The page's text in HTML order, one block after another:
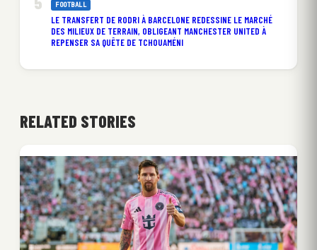
FOOTBALL
LE TRANSFERT DE RODRI À BARCELONE REDESSINE LE MARCHÉ
DES MILIEUX DE TERRAIN, OBLIGEANT MANCHESTER UNITED À
REPENSER SA QUÊTE DE TCHOUAMÉNI
RELATED STORIES